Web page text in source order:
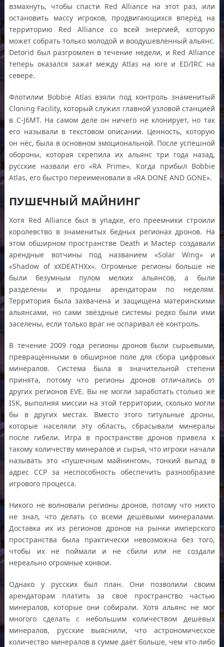
взмахнуть, чтобы спасти Red Alliance на этот раз, или
остановить массу игроков, продвигающихся вперёд на
территорию Red Alliance со всей энергией, которую
может собрать только молодой и воодушевлённый альянс.
Detorid был разгромлен в течение недели, и Red Alliance
теперь оказался зажат между Atlas на юге и ED/IRC на
севере.
Флотилии Bobbie Atlas взяли под контроль знаменитый
Cloning Facility, который служил главной узловой станцией
в C-J6MT. На самом деле он ничего не клонирует, но так
его называли в текстовом описании. Ценность, которую
он нёс, была в основном эмоциональной. После успешной
обороны, которая скрепила их альянс три года назад,
русские назвали его «RA Prime». Когда прибыл Bobbie
Atlas, его быстро переименовали в «RA DONE AND GONE».
ПУШЕЧНЫЙ МАЙНИНГ
Хотя Red Alliance был в упадке, его преемники строили
королевство в знаменитых бедных регионах дронов. На
этом обширном пространстве Death и Mactep создавали
арендные вотчины под названием «Solar Wing» и
«Shadow of xXDEATHXx». Огромные регионы больше не
были безумным пулом мелких альянсов, а были
разделены и проданы арендаторам по неделям.
Территория была захвачена и защищена материнскими
альянсами, но сами звёздные системы редко были ими
заселены, если только враг не оспаривал её контроль.
В течение 2009 года регионы дронов были сырьевыми,
превращёнными в обширное поле для сбора цифровых
минералов. Система была в значительной степени
принята, потому что регионы дронов отличались от
других регионов EVE. Вы не могли заработать столько же
ISK, выполняя миссии на этой территории, сколько могли
бы в других местах. Вместо этого титульные дроны,
которые населяли эту область, сбрасывали минералы
после гибели. Игра в пространстве дронов привела к
такому количеству минералов и сырья, что игроки начали
называть это «пушечным майнингом», тонкий выпад в
адрес CCP за неспособность обеспечить разнообразие
игрового процесса.
Никого не волновали регионы дронов, потому что никто
не знал, что делать со всеми дешёвыми минералами.
Доставка их из регионов дронов на рынки имперского
пространства была практически невозможна без того,
чтобы их не поймали и не сбили или не создали
нереально огромные конвои.
Однако у русских был план. Они позволили своим
арендаторам платить за своё пространство частью
минералов, которые они собирали. Хотя альянс не мог
многого сделать с небольшим количеством дешёвых
минералов, русские выяснили, что астрономическое
количество минералов в сумме даёт больше, чем кто-либо